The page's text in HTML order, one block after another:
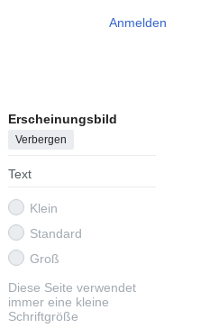
Anmelden
Erscheinungsbild
Verbergen
Text
Klein
Standard
Groß
Diese Seite verwendet
immer eine kleine
Schriftgröße